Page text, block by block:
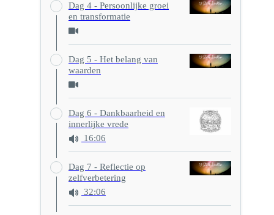
Dag 4 - Persoonlijke groei
en transformatie
Dag 5 - Het belang van
waarden
Dag 6 - Dankbaarheid en
innerlijke vrede
16:06
Dag 7 - Reflectie op
zelfverbetering
32:06